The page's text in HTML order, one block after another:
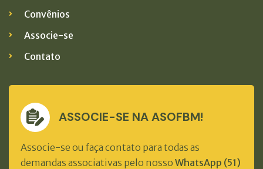
Convênios
Associe-se
Contato
ASSOCIE-SE NA ASOFBM!
Associe-se ou faça contato para todas as
demandas associativas pelo nosso WhatsApp (51)